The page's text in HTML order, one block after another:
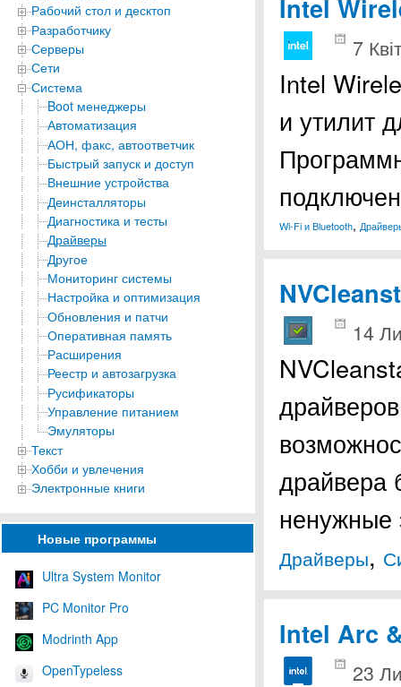
Рабочий стол и десктоп
Разработчику
Серверы
Сети
Система
Boot менеджеры
Автоматизация
АОН, факс, автоответчик
Быстрый запуск и доступ
Внешние устройства
Деинсталляторы
Диагностика и тесты
Драйверы
Другое
Мониторинг системы
Настройка и оптимизация
Обновления и патчи
Оперативная память
Расширения
Реестр и автозагрузка
Русификаторы
Управление питанием
Эмуляторы
Текст
Хобби и увлечения
Электронные книги
Новые программы
Ultra System Monitor
PC Monitor Pro
Modrinth App
OpenTypeless
Intel
7
Intel
и утилит
Wi-Fi и Bluetooth,
14
драйвера
Драйверы,
Intel Arc
23